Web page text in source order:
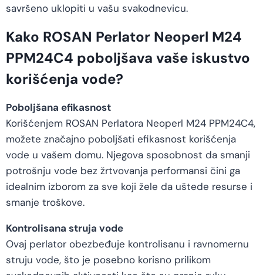
savršeno uklopiti u vašu svakodnevicu.
Kako ROSAN Perlator Neoperl M24
PPM24C4 poboljšava vaše iskustvo
korišćenja vode?
Poboljšana efikasnost
Korišćenjem ROSAN Perlatora Neoperl M24 PPM24C4,
možete značajno poboljšati efikasnost korišćenja
vode u vašem domu. Njegova sposobnost da smanji
potrošnju vode bez žrtvovanja performansi čini ga
idealnim izborom za sve koji žele da uštede resurse i
smanje troškove.
Kontrolisana struja vode
Ovaj perlator obezbeđuje kontrolisanu i ravnomernu
struju vode, što je posebno korisno prilikom